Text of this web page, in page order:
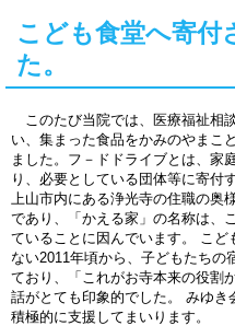
置：
こども食堂へ寄付
た。
このたび当院では、医療福祉相
い、集まった食品をかみのやまこ
ました。フ－ドドライブとは、家
り、必要としている団体等に寄付
上山市内にある浄光寺の住職の奥
であり、「かえる家」の名称は、
ていることに因んでいます。 こ
ない2011年頃から、子どもたちの
ており、「これがお寺本来の役割
話がとても印象的でした。 みゆき
積極的に支援してまいります。